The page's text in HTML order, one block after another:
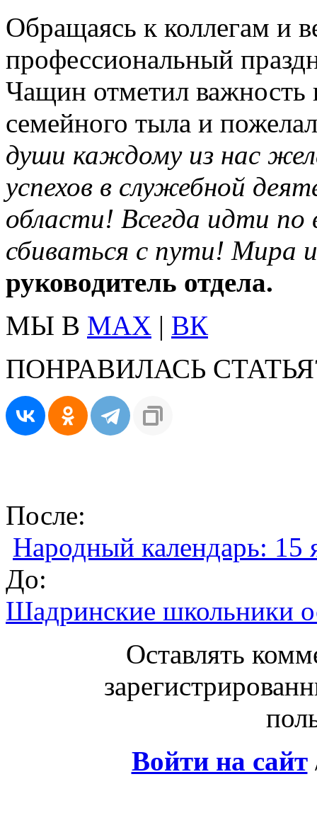
Обращаясь к коллегам и
профессиональный
Чащин отметил важность
семейного тыла и
души каждому из нас
успехов в служебной
области! Всегда идти по
сбиваться с пути! Мира
руководитель отдела.
МЫ В MAX | ВК
ПОНРАВИЛАСЬ
После:
Народный календарь: 15
До:
Шадринские школьники
Оставлять
Войти на сайт